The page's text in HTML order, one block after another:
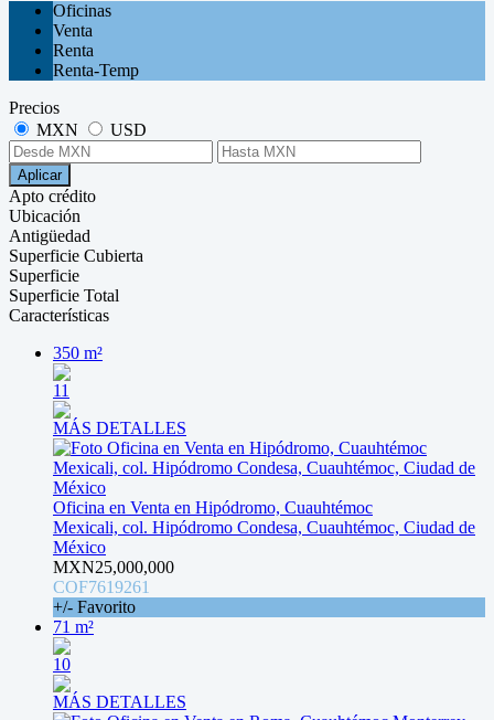
Oficinas
Venta
Renta
Renta-Temp
Precios
MXN
USD
Aplicar
Apto crédito
Ubicación
Antigüedad
Superficie Cubierta
Superficie
Superficie Total
Características
350 m²
11
MÁS DETALLES
Oficina en Venta en Hipódromo, Cuauhtémoc
Mexicali, col. Hipódromo Condesa, Cuauhtémoc, Ciudad de
México
MXN25,000,000
COF7619261
+/- Favorito
71 m²
10
MÁS DETALLES